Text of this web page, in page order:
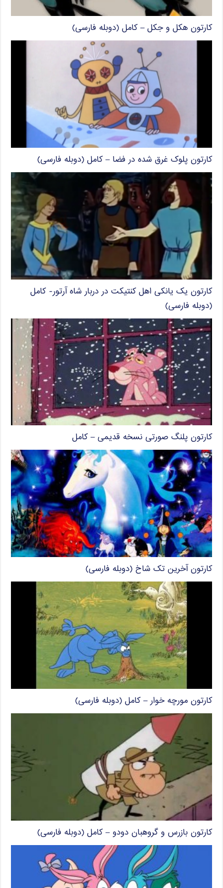
کارتون هکل و جکل – کامل (دوبله فارسی)
کارتون پلوک غرق شده در فضا – کامل (دوبله فارسی)
کارتون یک یانکی اهل کنتیکت در دربار شاه آرتور- کامل
(دوبله فارسی)
کارتون پلنگ صورتی نسخه قدیمی – کامل
کارتون آخرین تک شاخ (دوبله فارسی)
کارتون مورچه خوار – کامل (دوبله فارسی)
کارتون بازرس و گروهبان دودو – کامل (دوبله فارسی)